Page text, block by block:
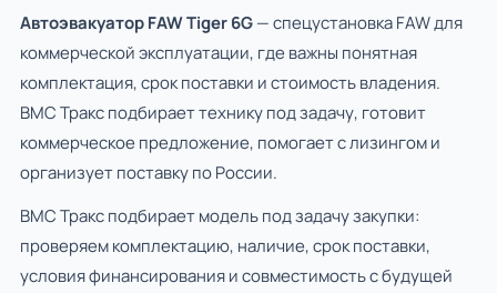
Автоэвакуатор FAW Tiger 6G— спецустановка FAW для
коммерческой эксплуатации, где важны понятная
комплектация, срок поставки и стоимость владения.
ВМС Тракс подбирает технику под задачу, готовит
коммерческое предложение, помогает с лизингом и
организует поставку по России.
ВМС Тракс подбирает модель под задачу закупки:
проверяем комплектацию, наличие, срок поставки,
условия финансирования и совместимость с будущей